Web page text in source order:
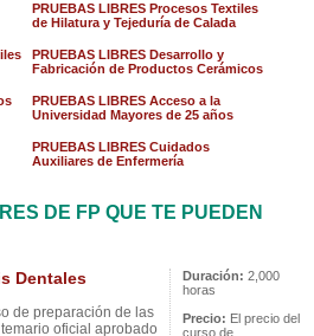
PRUEBAS LIBRES Procesos Textiles
de Hilatura y Tejeduría de Calada
PRUEBAS LIBRES Desarrollo y
Fabricación de Productos Cerámicos
PRUEBAS LIBRES Acceso a la
Universidad Mayores de 25 años
PRUEBAS LIBRES Cuidados
Auxiliares de Enfermería
DE FP QUE TE PUEDEN
Dentales
de preparación de las
oficial aprobado
Duración: 2,000
horas
Precio: El precio del
curso de